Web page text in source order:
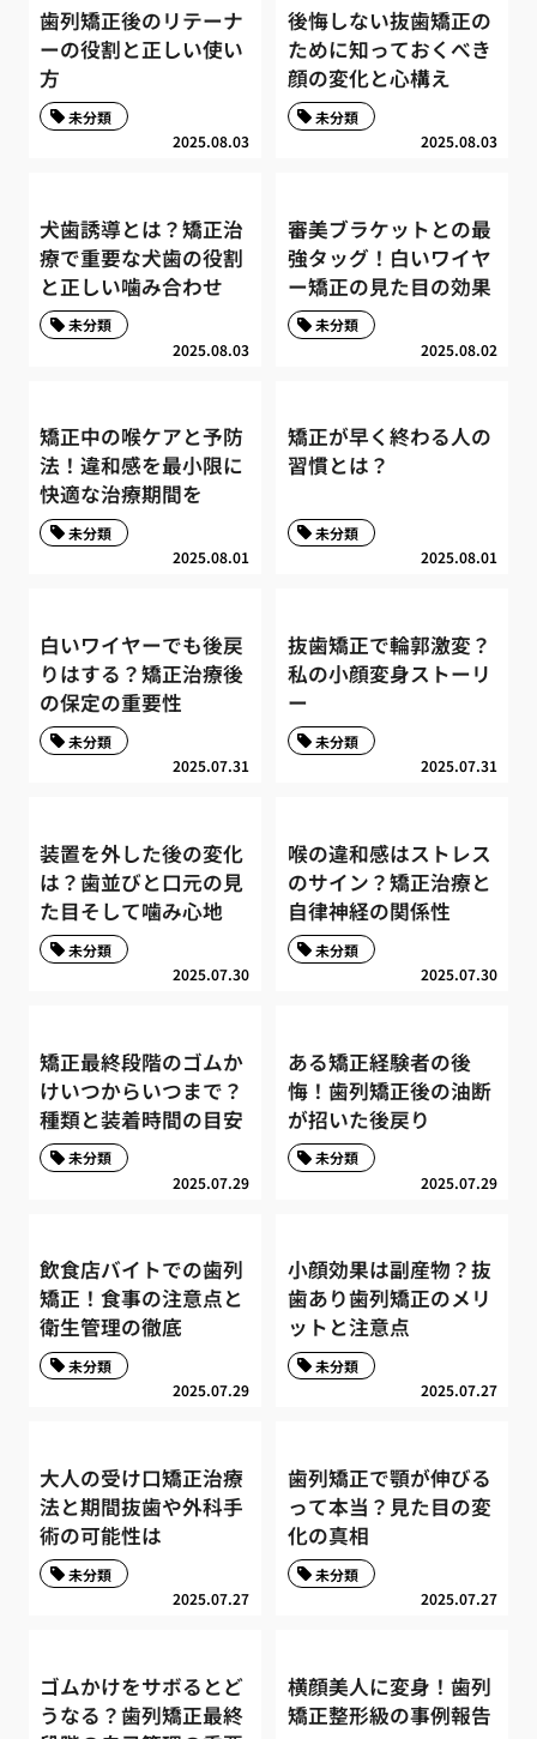
歯列矯正後のリテーナ
ーの役割と正しい使い
方
2025.08.03
未分類
後悔しない抜歯矯正の
ために知っておくべき
顔の変化と心構え
2025.08.03
未分類
犬歯誘導とは？矯正治
療で重要な犬歯の役割
と正しい噛み合わせ
2025.08.03
未分類
審美ブラケットとの最
強タッグ！白いワイヤ
ー矯正の見た目の効果
2025.08.02
未分類
矯正中の喉ケアと予防
法！違和感を最小限に
快適な治療期間を
2025.08.01
未分類
矯正が早く終わる人の
習慣とは？
2025.08.01
未分類
白いワイヤーでも後戻
りはする？矯正治療後
の保定の重要性
2025.07.31
未分類
抜歯矯正で輪郭激変？
私の小顔変身ストーリ
ー
2025.07.31
未分類
装置を外した後の変化
は？歯並びと口元の見
た目そして噛み心地
2025.07.30
未分類
喉の違和感はストレス
のサイン？矯正治療と
自律神経の関係性
2025.07.30
未分類
矯正最終段階のゴムか
けいつからいつまで？
種類と装着時間の目安
2025.07.29
未分類
ある矯正経験者の後
悔！歯列矯正後の油断
が招いた後戻り
2025.07.29
未分類
飲食店バイトでの歯列
矯正！食事の注意点と
衛生管理の徹底
2025.07.29
未分類
小顔効果は副産物？抜
歯あり歯列矯正のメリ
ットと注意点
2025.07.27
未分類
大人の受け口矯正治療
法と期間抜歯や外科手
術の可能性は
2025.07.27
未分類
歯列矯正で顎が伸びる
って本当？見た目の変
化の真相
2025.07.27
未分類
ゴムかけをサボるとど
うなる？歯列矯正最終
横顔美人に変身！歯列
矯正整形級の事例報告